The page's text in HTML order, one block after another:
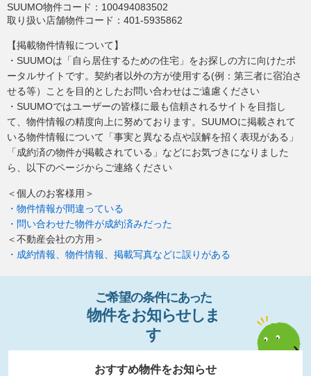
SUUMO物件コード： 100494083502
取り扱い店舗物件コード： 401-5935862
【掲載物件情報について】
・SUUMOは「自ら居住するための住宅」をお探しの方に向けたポ
ータルサイトです。契約者以外の方が使用する(例：第三者に宿泊さ
せる等）ことを目的としたお問い合わせはご遠慮ください
・SUUMOではユーザーの皆様に最も信頼されるサイトを目指し
て、物件情報の精度向上に努めております。SUUMOに掲載されて
いる物件情報について「事実と異なる点や誤解を招く表現がある」
「成約済の物件が掲載されている」などにお気づきになりました
ら、以下のページからご連絡ください
＜個人のお客様用＞
・物件情報が間違っている
・問い合わせた物件が成約済みだった
＜不動産会社の方用＞
・成約情報、物件情報、掲載写真などに誤りがある
ご希望の条件にあった
物件をお知らせし ま
す
おすすめ物件をお知らせ